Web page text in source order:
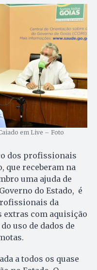
em Live – Foto
dos profissionais
que receberam na
uma ajuda de
do Estado, é
da
extras com aquisição
uso de dados de
a todos os quase